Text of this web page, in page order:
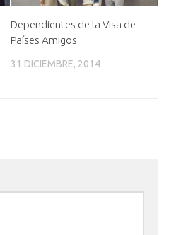
Dependientes de la Visa de
Países Amigos
31 DICIEMBRE, 2014